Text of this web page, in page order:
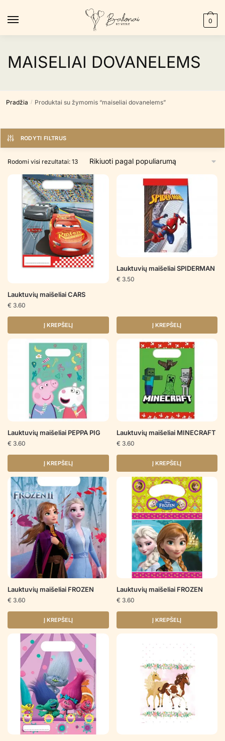
0
MAISELIAI DOVANELEMS
Pradžia / Produktai su žymomis “maiseliai dovanelems”
RODYTI FILTRUS
Rodomi visi rezultatai: 13Rūšiuojama
populiarumą
Lauktuvių maišeliai CARS
€ 3.60
Į KREPŠELĮ
Lauktuvių maišeliai SPIDERMAN
€ 3.50
Į KREPŠELĮ
Lauktuvių maišeliai PEPPA PIG
€ 3.60
Į KREPŠELĮ
Lauktuvių maišeliai MINECRAFT
€ 3.60
Į KREPŠELĮ
Lauktuvių maišeliai FROZEN
€ 3.60
Į KREPŠELĮ
Lauktuvių maišeliai FROZEN
€ 3.60
Į KREPŠELĮ